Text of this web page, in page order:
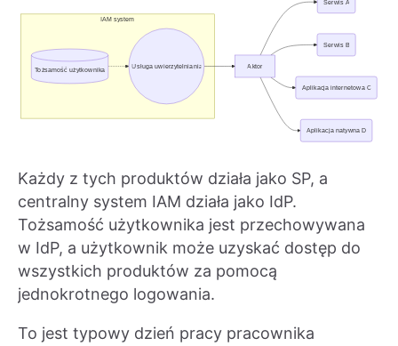
Każdy z tych produktów działa jako SP, a
centralny system IAM działa jako IdP.
Tożsamość użytkownika jest przechowywana
w IdP, a użytkownik może uzyskać dostęp do
wszystkich produktów za pomocą
jednokrotnego logowania.
To jest typowy dzień pracy pracownika